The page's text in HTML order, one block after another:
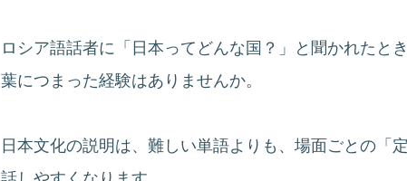
ロシア語話者に「日本ってどんな国？」と聞かれたと
葉につまった経験はありませんか。
日本文化の説明は、難しい単語よりも、場面ごとの「